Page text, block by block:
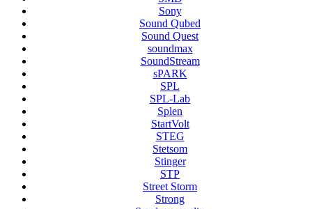
Sony
Sound Qubed
Sound Quest
soundmax
SoundStream
sPARK
SPL
SPL-Lab
Splen
StartVolt
STEG
Stetsom
Stinger
STP
Street Storm
Strong